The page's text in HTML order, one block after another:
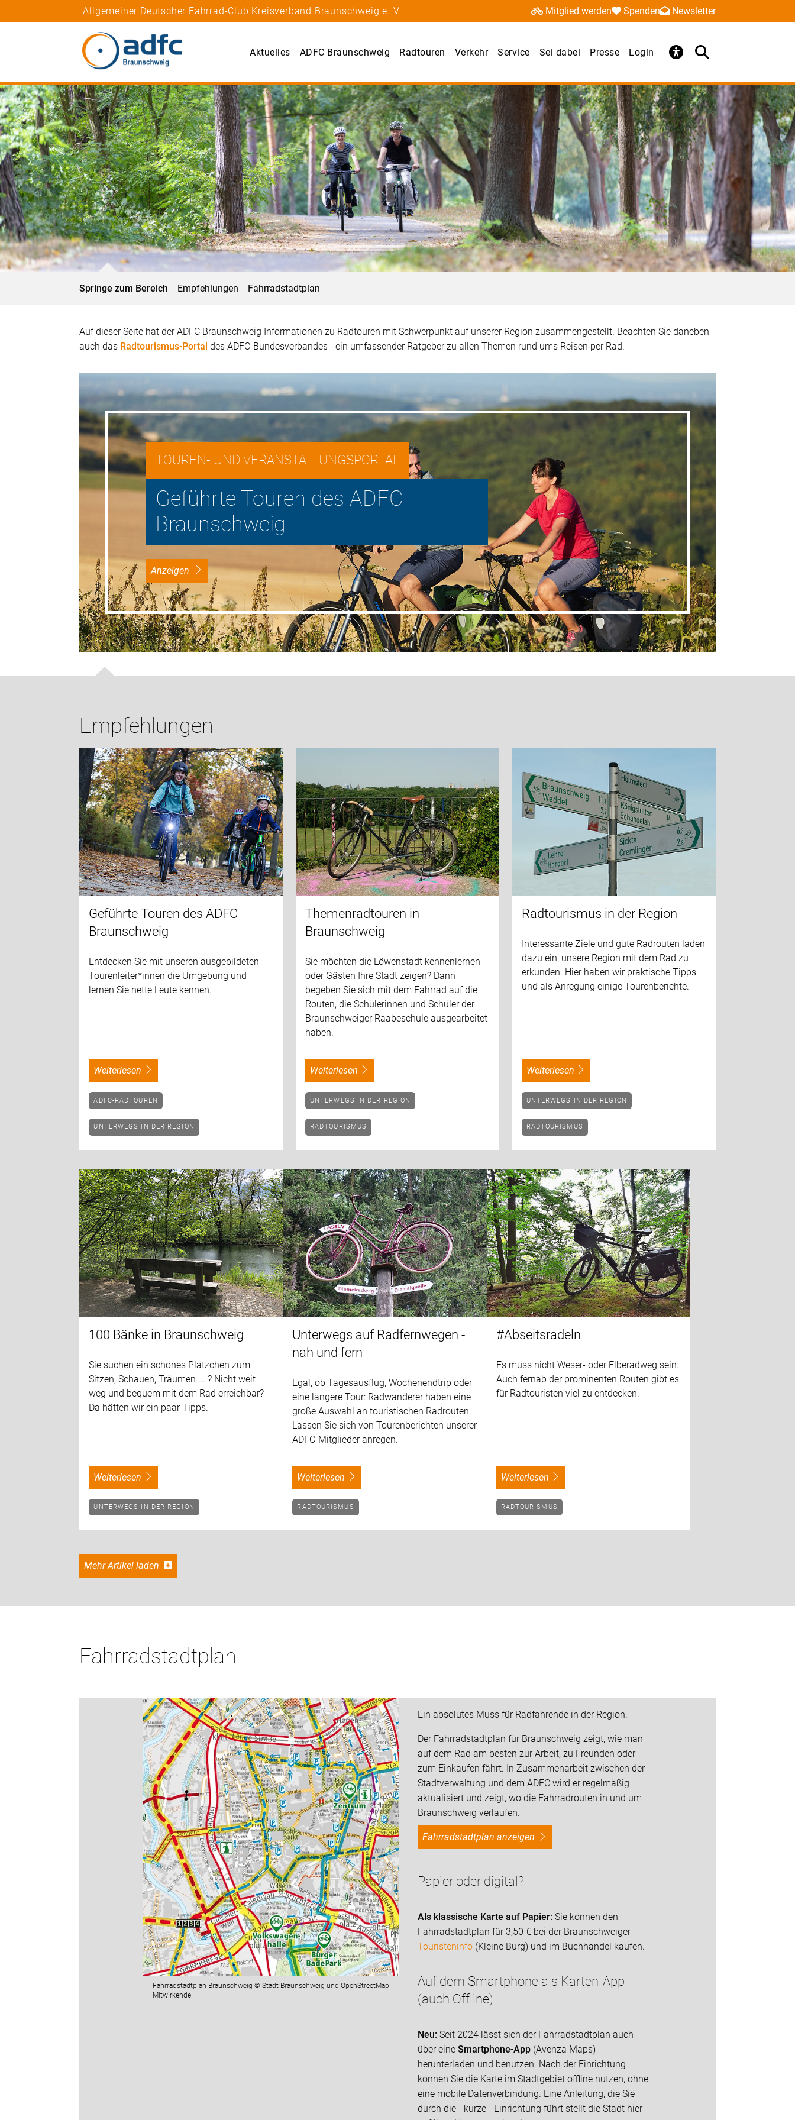
Allgemeiner Deutscher Fahrrad-Club Kreisverband Braunschweig e. V. Mitglied werden Spenden Newsletter
Aktuelles ADFC Braunschweig Radtouren Verkehr Service Sei dabei Presse Login
Springe zum Bereich Empfehlungen Fahrradstadtplan
Auf dieser Seite hat der ADFC Braunschweig Informationen zu Radtouren mit Schwerpunkt auf unserer Region zusammengestellt. Beachten Sie daneben
auch das Radtourismus-Portal des ADFC-Bundesverbandes - ein umfassender Ratgeber zu allen Themen rund ums Reisen per Rad.
TOUREN- UND VERANSTALTUNGSPORTAL
Geführte Touren des ADFC
Braunschweig
Anzeigen
Empfehlungen
Geführte Touren des ADFC
Braunschweig
Entdecken Sie mit unseren ausgebildeten
Tourenleiter*innen die Umgebung und
lernen Sie nette Leute kennen.
weiterlesen
ADFC-RADTOUREN
UNTERWEGS IN DER REGION
Themenradtouren in
Braunschweig
Sie möchten die Löwenstadt kennenlernen
oder Gästen Ihre Stadt zeigen? Dann
begeben Sie sich mit dem Fahrrad auf die
Routen, die Schülerinnen und Schüler der
Braunschweiger Raabeschule ausgearbeitet
haben.
weiterlesen
UNTERWEGS IN DER REGION
RADTOURISMUS
Radtourismus in der Region
Interessante Ziele und gute Radrouten laden
dazu ein, unsere Region mit dem Rad zu
erkunden. Hier haben wir praktische Tipps
und als Anregung einige Tourenberichte.
weiterlesen
UNTERWEGS IN DER REGION
RADTOURISMUS
100 Bänke in Braunschweig
Sie suchen ein schönes Plätzchen zum
Sitzen, Schauen, Träumen ... ? Nicht weit
weg und bequem mit dem Rad erreichbar?
Da hätten wir ein paar Tipps.
weiterlesen
UNTERWEGS IN DER REGION
Unterwegs auf Radfernwegen -
nah und fern
Egal, ob Tagesausflug, Wochenendtrip oder
eine längere Tour: Radwanderer haben eine
große Auswahl an touristischen Radrouten.
Lassen Sie sich von Tourenberichten unserer
ADFC-Mitglieder anregen.
weiterlesen
RADTOURISMUS
#Abseitsradeln
Es muss nicht Weser- oder Elberadweg sein.
Auch fernab der prominenten Routen gibt es
für Radtouristen viel zu entdecken.
weiterlesen
RADTOURISMUS
Mehr Artikel laden
Fahrradstadtplan
Fahrradstadtplan Braunschweig © Stadt Braunschweig und OpenStreetMap-
Mitwirkende
Ein absolutes Muss für Radfahrende in der Region.
Der Fahrradstadtplan für Braunschweig zeigt, wie man
auf dem Rad am besten zur Arbeit, zu Freunden oder
zum Einkaufen fährt. In Zusammenarbeit zwischen der
Stadtverwaltung und dem ADFC wird er regelmäßig
aktualisiert und zeigt, wo die Fahrradrouten in und um
Braunschweig verlaufen.
Fahrradstadtplan anzeigen
Papier oder digital?
Als klassische Karte auf Papier: Sie können den
Fahrradstadtplan für 3,50 € bei der Braunschweiger
Touristeninfo(Kleine Burg) und im Buchhandel kaufen.
Auf dem Smartphone als Karten-App
(auch Offline)
Neu: Seit 2024 lässt sich der Fahrradstadtplan auch
über eine Smartphone-App(Avenza Maps)
herunterladen und benutzen. Nach der Einrichtung
können Sie die Karte im Stadtgebiet offline nutzen, ohne
eine mobile Datenverbindung. Eine Anleitung, die Sie
durch die - kurze - Einrichtung führt stellt die Stadt hier